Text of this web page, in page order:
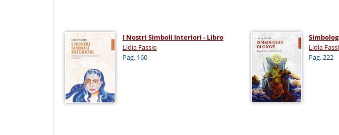
I Nostri Simboli Interiori - Libro
Lidia Fassio
Pag. 160
Lidia
Pag. 222